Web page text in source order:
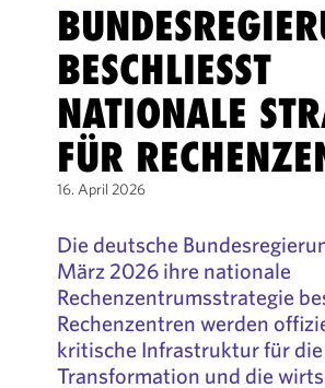
BESCHLIESST N
ATIONALE
ÜR
16. April 2026
Die deutsche
März 2026 ihre nationale
Rechenzentrumsstrategie
Rechenzentren werden
kritische Infrastruktur für
Transformation und die